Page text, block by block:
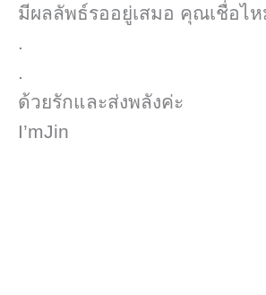
มีผลลัพธ์​รออยู่เสมอ คุณเชื่อไห
.
.
ด้วยรักและส่งพลังค่ะ
I’mJin